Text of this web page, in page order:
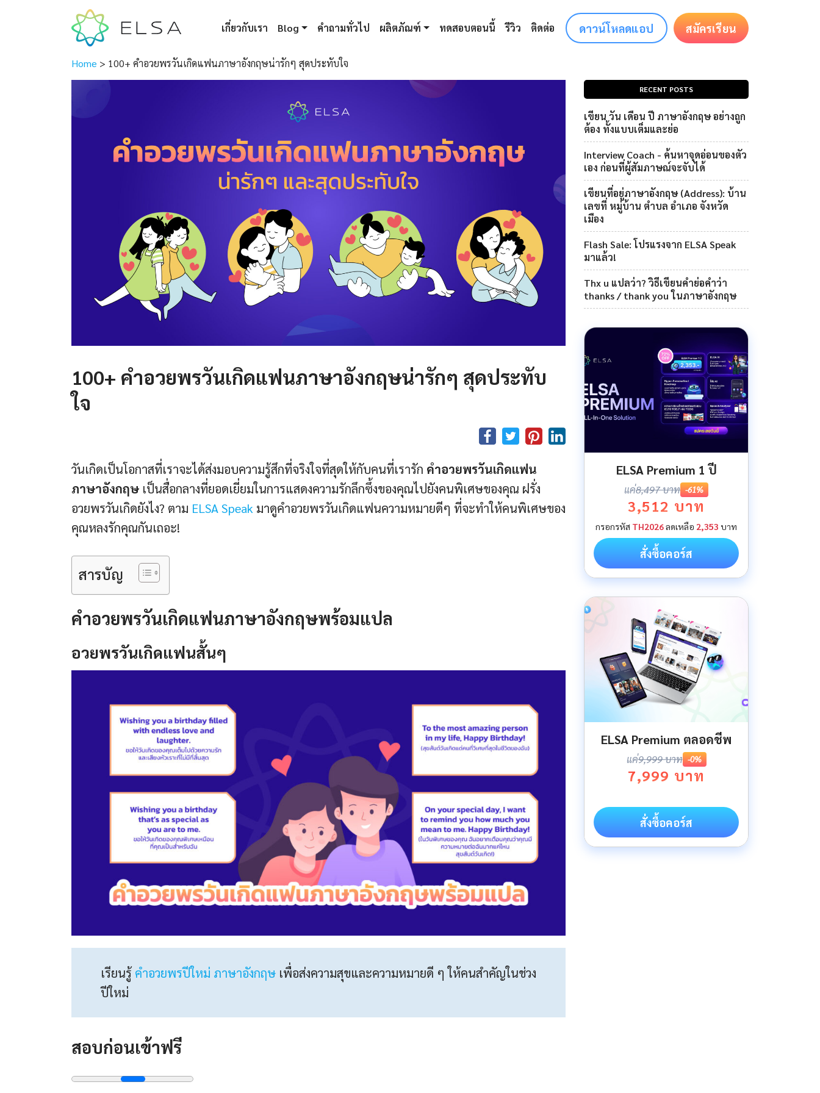
เกี่ยวกับเรา Blog คำถามทั่วไป ผลิตภัณฑ์ ทดสอบตอนนี้ รีวิว ติดต่อ ดาวน์โหลดแอป สมัครเรียน
Home > 100+ คําอวยพรวันเกิดแฟนภาษาอังกฤษน่ารักๆ สุดประทับใจ
100+ คําอวยพรวันเกิดแฟนภาษาอังกฤษน่ารักๆ สุดประทับ
ใจ
วันเกิดเป็นโอกาสที่เราจะได้ส่งมอบความรู้สึกที่จริงใจที่สุดให้กับคนที่เรารัก คําอวยพรวันเกิดแฟน
ภาษาอังกฤษ เป็นสื่อกลางที่ยอดเยี่ยมในการแสดงความรักลึกซึ้งของคุณไปยังคนพิเศษของคุณ ฝรั่ง
อวยพรวันเกิดยังไง? ตาม ELSA Speak มาดูคําอวยพรวันเกิดแฟนความหมายดีๆ ที่จะทำให้คนพิเศษของ
คุณหลงรักคุณกันเถอะ!
สารบัญ
คําอวยพรวันเกิดแฟนภาษาอังกฤษพร้อมแปล
อวยพรวันเกิดแฟนสั้นๆ
เรียนรู้ คําอวยพรปีใหม่ ภาษาอังกฤษเพื่อส่งความสุขและความหมายดี ๆ ให้คนสำคัญในช่วง
ปีใหม่
สอบก่อนเข้าฟรี
RECENT POSTS
เขียน วัน เดือน ปี ภาษาอังกฤษ อย่างถูก
ต้อง ทั้งแบบเต็มและย่อ
Interview Coach - ค้นหาจุดอ่อนของตัว
เอง ก่อนที่ผู้สัมภาษณ์จะจับได้
เขียนที่อยู่ภาษาอังกฤษ (Address): บ้าน
เลขที่ หมู่บ้าน ตำบล อำเภอ จังหวัด
เมือง
Flash Sale: โปรแรงจาก ELSA Speak
มาแล้ว!
Thx u แปลว่า? วิธีเขียนคำย่อคำว่า
thanks / thank you ในภาษาอังกฤษ
ELSA Premium 1 ปี
แค่8,497 บาท -61%
3,512 บาท
กรอกรหัส TH2026ลดเหลือ 2,353 บาท
สั่งซื้อคอร์ส
ELSA Premium ตลอดชีพ
แค่9,999 บาท -0%
7,999 บาท
สั่งซื้อคอร์ส